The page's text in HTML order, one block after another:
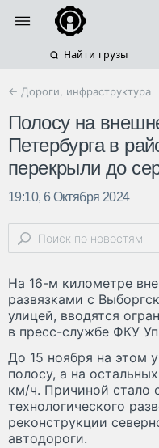
Найти грузы
← Дороги, инфраструктура
Полосу на
Петербурга в
перекрыли до
19:10, 6 Октября 2024
На 16-м километре
развязками с
улицей, вводятся
в пресс-службе ФКУ
До 15 ноября на этом
полосу, а на
км/ч. Причиной стало
технологического
реконструкции
автодороги.